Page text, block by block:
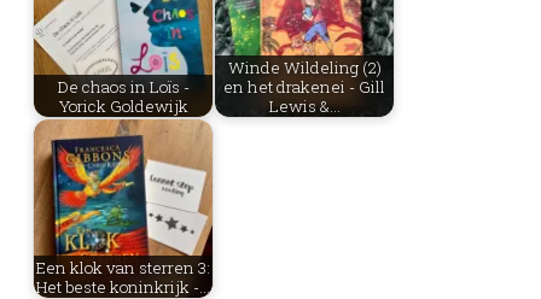
De chaos in Loïs -
Yorick Goldewijk
Winde Wildeling (2)
en het drakenei - Gill
Lewis &…
Een klok van sterren 3:
Het beste koninkrijk -…